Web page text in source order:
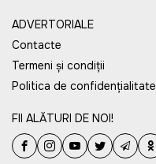
ADVERTORIALE
Contacte
Termeni și condiții
Politica de confidențialitate
FII ALĂTURI DE NOI!